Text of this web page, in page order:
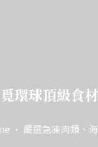
環球頂級食材
· 嚴選急凍肉類、